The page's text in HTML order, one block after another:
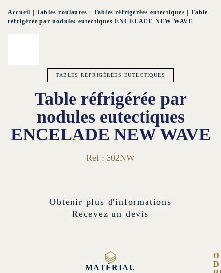
Accueil |Tables roulantes Tables réfrigérées eutectiques |Table
réfrigérée par nodules eutectiques ENCELADE NEW WAVE
TABLES RÉFRIGÉRÉES EUTECTIQUES
Table réfrigérée par
nodules eutectiques
ENCELADE NEW WAVE
Ref : 302NW
Obtenir plus d'informations
Recevez un devis
MATÉRIAU